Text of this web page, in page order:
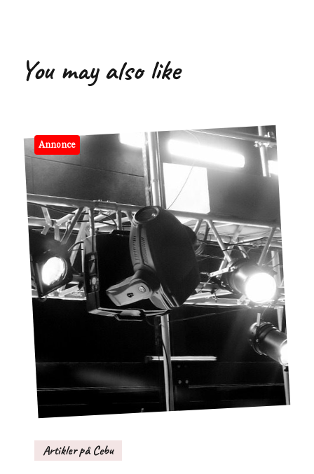
You may also like
Annonce
Artikler på Cebu